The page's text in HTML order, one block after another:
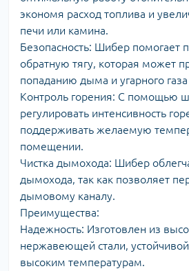
экономя расход топлива и
печи или камина.
Безопасность: Шибер помогает
обратную тягу, которая может
попаданию дыма и угарного
Контроль горения: С помощью
регулировать интенсивность
поддерживать желаемую
помещении.
Чистка дымохода: Шибер
дымохода, так как позволяет
дымовому каналу.
Преимущества:
Надежность: Изготовлен из
нержавеющей стали,
высоким температурам.